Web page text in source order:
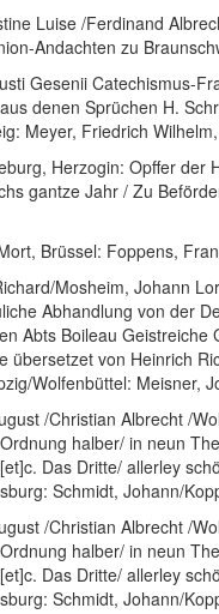
Luise /Ferdinand
Andachten zu
Gesenii Catechismus-
denen Sprüchen H.
Meyer, Friedrich
Herzogin: Opffer der
gantze Jahr / Zu
, Brüssel: Foppens,
/Mosheim, Johann
Abhandlung von der
Abts Boileau
übersetzet von Heinrich
Wolfenbüttel: Meisner,
/Christian Albrecht /
halber/ in neun
Das Dritte/ allerley
Schmidt, Johann/
/Christian Albrecht /
halber/ in neun
Das Dritte/ allerley
Schmidt, Johann/